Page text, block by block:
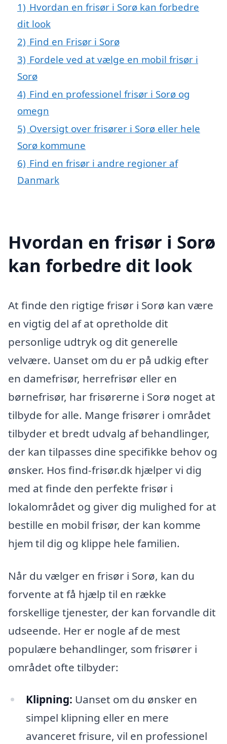
1) Hvordan en frisør i Sorø kan forbedre
dit look
2) Find en Frisør i Sorø
3) Fordele ved at vælge en mobil frisør i
Sorø
4) Find en professionel frisør i Sorø og
omegn
5) Oversigt over frisører i Sorø eller hele
Sorø kommune
6) Find en frisør i andre regioner af
Danmark
Hvordan en frisør i Sorø
kan forbedre dit look
At finde den rigtige frisør i Sorø kan være
en vigtig del af at opretholde dit
personlige udtryk og dit generelle
velvære. Uanset om du er på udkig efter
en damefrisør, herrefrisør eller en
børnefrisør, har frisørerne i Sorø noget at
tilbyde for alle. Mange frisører i området
tilbyder et bredt udvalg af behandlinger,
der kan tilpasses dine specifikke behov og
ønsker. Hos find-frisør.dk hjælper vi dig
med at finde den perfekte frisør i
lokalområdet og giver dig mulighed for at
bestille en mobil frisør, der kan komme
hjem til dig og klippe hele familien.
Når du vælger en frisør i Sorø, kan du
forvente at få hjælp til en række
forskellige tjenester, der kan forvandle dit
udseende. Her er nogle af de mest
populære behandlinger, som frisører i
området ofte tilbyder:
Klipning: Uanset om du ønsker en
simpel klipning eller en mere
avanceret frisure, vil en professionel